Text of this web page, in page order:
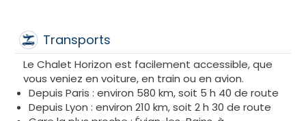
Transports
Le Chalet Horizon est facilement accessible, que
vous veniez en voiture, en train ou en avion.
​Depuis Paris : environ 580 km, soit 5 h 40 de route
​Depuis Lyon : environ 210 km, soit 2 h 30 de route